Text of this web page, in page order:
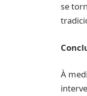
se
À